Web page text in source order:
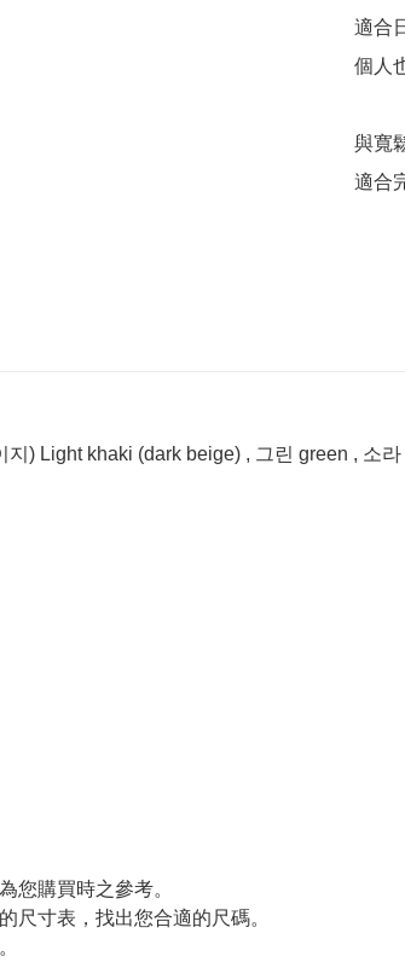
適合
個人
與寬
適合
) Light khaki (dark beige) , 그린 green , 소
您購買時之參考。
尺寸表，找出您合適的尺碼。